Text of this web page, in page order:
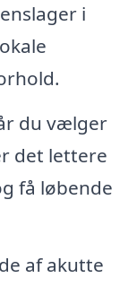
i
du vælger
det lettere
få løbende
af akutte